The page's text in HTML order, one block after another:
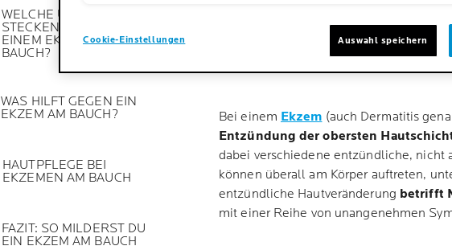
WELCHE URSACHEN
STECKEN HINTER
EINEM EKZEM AM
BAUCH?
WAS HILFT GEGEN EIN
EKZEM AM BAUCH?
HAUTPFLEGE BEI
EKZEMEN AM BAUCH
FAZIT: SO MILDERST DU
EIN EKZEM AM BAUCH
WAS IST EIN
BAUCH?
Bei einem Ekzem (auch Dermatitis
Entzündung der obersten
dabei verschiedene entzündliche, nicht
können überall am Körper auftreten,
entzündliche Hautveränderung betrifft
mit einer Reihe von unangenehmen
Cookie-Einstellungen Auswahl speichern